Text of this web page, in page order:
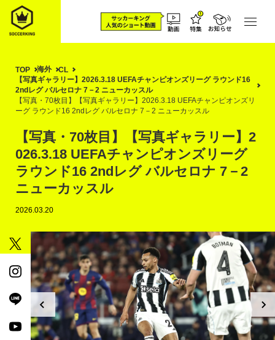
TOP 海外
CL
【写真ギャラリー】2026.3.18 UEFAチャンピオンズリーグ ラウンド16
2ndレグ バルセロナ 7－2 ニューカッスル
【写真・70枚目】【写真ギャラリー】2026.3.18 UEFAチャンピオンズリ
ーグ ラウンド16 2ndレグ バルセロナ 7－2 ニューカッスル
【写真・70枚目】【写真ギャラリー】2
026.3.18 UEFAチャンピオンズリーグ
ラウンド16 2ndレグ バルセロナ 7－2
ニューカッスル
2026.03.20